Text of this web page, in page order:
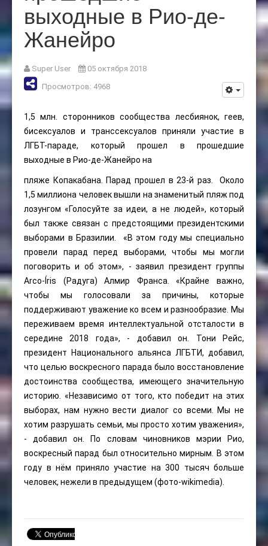
выходные в Рио-де-
Жанейро
Super User
05 октября 2018
Просмотров: 4968
1,5 млн. сторонников сообщества лесбиянок, геев,
бисексуалов и транссексуалов приняли участие в
ЛГБТ-параде, который прошел в прошедшие
выходные в Рио-де-Жанейро на
пляже Копакабана. Парад прошел в 23-й раз. Около
1,5 миллиона человек вышли на знаменитый пляж под
лозунгом «Голосуйте за идеи, а не людей», который
был также связан с предстоящими президентскими
выборами в Бразилии. «В этом году мы специально
провели парад перед выборами, чтобы мы могли
поговорить и об этом», - заявил президент группы
Arco-Íris (Радуга) Алмир Франса. «Крайне важно,
чтобы мы голосовали за причины, которые
поддерживают уважение ко всем и разнообразие. Мы
переживаем время интеллектуальной отсталости в
середине 2018 года», - добавил он. Тони Рейс,
президент Национального альянса ЛГБТИ, добавил,
что целью воскресного парада было восстановление
достоинства сообщества, имеющего значительную
историю. «Независимо от того, кто победит на этих
выборах, нам нужно вести диалог со всеми. Мы не
хотим разрушать семьи, мы просто хотим уважения»,
- добавил он. По словам чиновников мэрии Рио,
воскресный парад был относительно мирным. В этом
году в нём приняло участие на 300 тысяч больше
человек, нежели в предыдущем (фото-wikimedia).